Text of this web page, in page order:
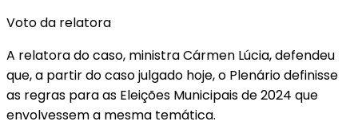
Voto da relatora
A relatora do caso, ministra Cármen Lúcia, defendeu
que, a partir do caso julgado hoje, o Plenário definisse
as regras para as Eleições Municipais de 2024 que
envolvessem a mesma temática.